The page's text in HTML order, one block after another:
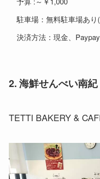
駐車場：無料駐車場あり
決済方法：現金、Paypay
2. 海鮮せんべい南紀
TETTI BAKERY &